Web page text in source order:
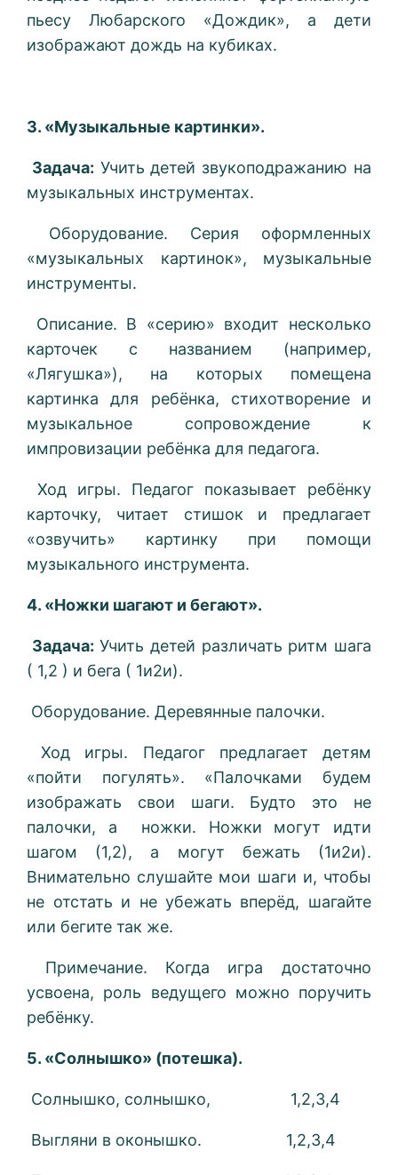
пьесу Любарского «Дождик», а дети
изображают дождь на кубиках.
3. «Музыкальные картинки».
Задача: Учить детей звукоподражанию на
музыкальных инструментах.
Оборудование. Серия оформленных
«музыкальных картинок», музыкальные
инструменты.
Описание. В «серию» входит несколько
карточек с названием (например,
«Лягушка»), на которых помещена
картинка для ребёнка, стихотворение и
музыкальное сопровождение к
импровизации ребёнка для педагога.
Ход игры. Педагог показывает ребёнку
карточку, читает стишок и предлагает
«озвучить» картинку при помощи
музыкального инструмента.
4. «Ножки шагают и бегают».
Задача: Учить детей различать ритм шага
( 1,2 ) и бега ( 1и2и).
Оборудование. Деревянные палочки.
Ход игры. Педагог предлагает детям
«пойти погулять». «Палочками будем
изображать свои шаги. Будто это не
палочки, а ножки. Ножки могут идти
шагом (1,2), а могут бежать (1и2и).
Внимательно слушайте мои шаги и, чтобы
не отстать и не убежать вперёд, шагайте
или бегите так же.
Примечание. Когда игра достаточно
усвоена, роль ведущего можно поручить
ребёнку.
5. «Солнышко» (потешка).
Солнышко, солнышко, 1,2,3,4
Выгляни в оконышко. 1,2,3,4